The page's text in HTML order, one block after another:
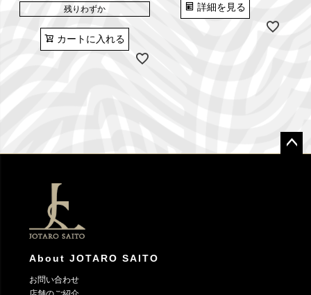
残りわずか
カートに入れる
詳細を見る
About JOTARO SAITO
お問い合わせ